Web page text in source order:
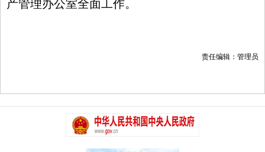
产管理办公室全面工作。
责任编辑：管理员